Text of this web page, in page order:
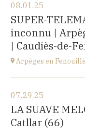
Ancy-le-Franc
Le Château d’Ancy-
Tonnerre, 89160
at20H00
08.01.25
SUPER-
inconnu |
| Caudiès-de-
Arpèges en
Estivales
at18H00
Buy your tickets
07.29.25
LA SUAVE
Catllar (66)